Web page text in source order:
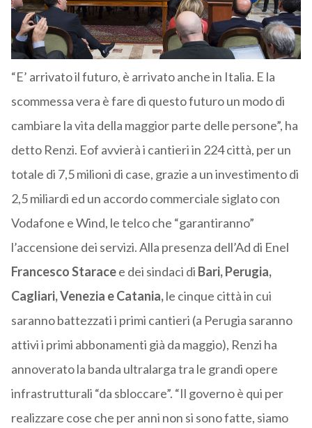
“E’ arrivato il futuro, è arrivato anche in Italia. E la
scommessa vera è fare di questo futuro un modo di
cambiare la vita della maggior parte delle persone”, ha
detto Renzi. Eof avvierà i cantieri in 224 città, per un
totale di 7,5 milioni di case, grazie a un investimento di
2,5 miliardi ed un accordo commerciale siglato con
Vodafone e Wind, le telco che “garantiranno”
l’accensione dei servizi. Alla presenza dell’Ad di Enel
Francesco Staracee dei sindaci di Bari, Perugia,
Cagliari, Venezia e Catania,le cinque città in cui
saranno battezzati i primi cantieri (a Perugia saranno
attivi i primi abbonamenti già da maggio), Renzi ha
annoverato la banda ultralarga tra le grandi opere
infrastrutturali “da sbloccare”. “Il governo è qui per
realizzare cose che per anni non si sono fatte, siamo